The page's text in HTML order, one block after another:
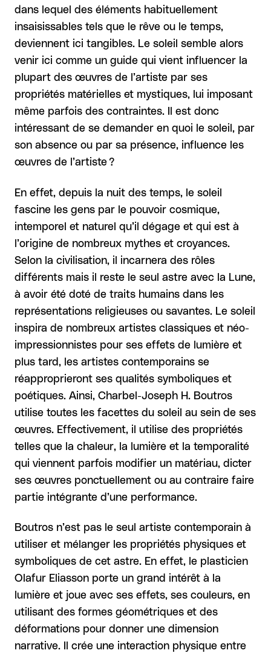
dans lequel des éléments habituellement
insaisissables tels que le rêve ou le temps,
deviennent ici tangibles. Le soleil semble alors
venir ici comme un guide qui vient influencer la
plupart des œuvres de l’artiste par ses
propriétés matérielles et mystiques, lui imposant
même parfois des contraintes. Il est donc
intéressant de se demander en quoi le soleil, par
son absence ou par sa présence, influence les
œuvres de l’artiste ?
En effet, depuis la nuit des temps, le soleil
fascine les gens par le pouvoir cosmique,
intemporel et naturel qu’il dégage et qui est à
l’origine de nombreux mythes et croyances.
Selon la civilisation, il incarnera des rôles
différents mais il reste le seul astre avec la Lune,
à avoir été doté de traits humains dans les
représentations religieuses ou savantes. Le soleil
inspira de nombreux artistes classiques et néo-
impressionnistes pour ses effets de lumière et
plus tard, les artistes contemporains se
réapproprieront ses qualités symboliques et
poétiques. Ainsi, Charbel-Joseph H. Boutros
utilise toutes les facettes du soleil au sein de ses
œuvres. Effectivement, il utilise des propriétés
telles que la chaleur, la lumière et la temporalité
qui viennent parfois modifier un matériau, dicter
ses œuvres ponctuellement ou au contraire faire
partie intégrante d’une performance.
Boutros n’est pas le seul artiste contemporain à
utiliser et mélanger les propriétés physiques et
symboliques de cet astre. En effet, le plasticien
Olafur Eliasson porte un grand intérêt à la
lumière et joue avec ses effets, ses couleurs, en
utilisant des formes géométriques et des
déformations pour donner une dimension
narrative. Il crée une interaction physique entre